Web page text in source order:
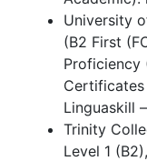
University
(B2 First
Proficiency
Certificates
Linguaskill
Trinity
Level 1